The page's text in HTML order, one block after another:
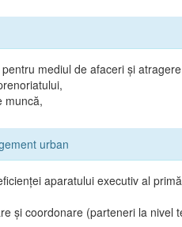
mediul de afaceri şi
muncă,
urban
aparatului executiv al
şi coordonare (parteneri la nivel